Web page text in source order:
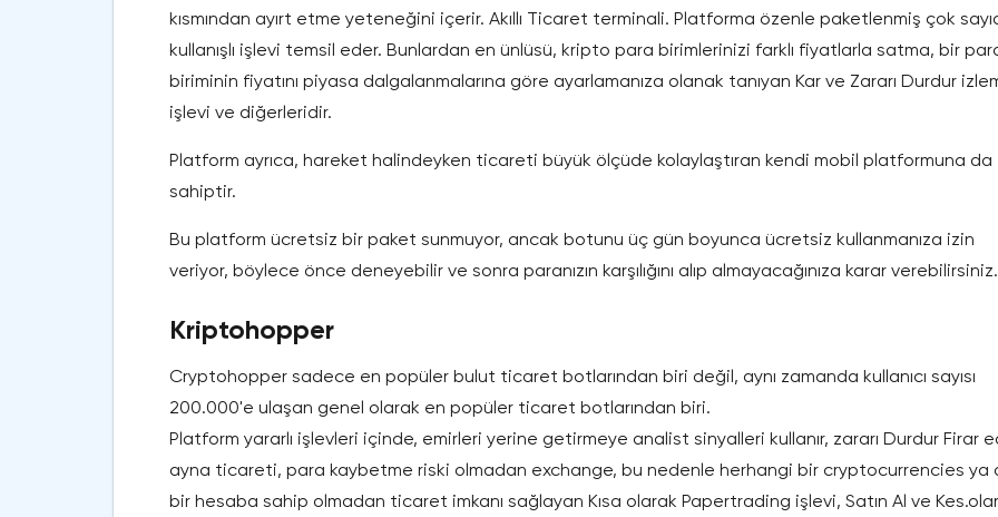
kısmından ayırt etme yeteneğini içerir. Akıllı Ticaret terminali. Platforma özenle paketlenmiş çok
kullanışlı işlevi temsil eder. Bunlardan en ünlüsü, kripto para birimlerinizi farklı fiyatlarla satma, bir
biriminin fiyatını piyasa dalgalanmalarına göre ayarlamanıza olanak tanıyan Kar ve Zararı Durdur
işlevi ve diğerleridir.
Platform ayrıca, hareket halindeyken ticareti büyük ölçüde kolaylaştıran kendi mobil platformuna da
sahiptir.
Bu platform ücretsiz bir paket sunmuyor, ancak botunu üç gün boyunca ücretsiz kullanmanıza izin
veriyor, böylece önce deneyebilir ve sonra paranızın karşılığını alıp almayacağınıza karar verebilirsiniz.
Kriptohopper
Cryptohopper sadece en popüler bulut ticaret botlarından biri değil, aynı zamanda kullanıcı sayısı
200.000'e ulaşan genel olarak en popüler ticaret botlarından biri.
Platform yararlı işlevleri içinde, emirleri yerine getirmeye analist sinyalleri kullanır, zararı Durdur Firar
ayna ticareti, para kaybetme riski olmadan exchange, bu nedenle herhangi bir cryptocurrencies ya
bir hesaba sahip olmadan ticaret imkanı sağlayan Kısa olarak Papertrading işlevi, Satın Al ve